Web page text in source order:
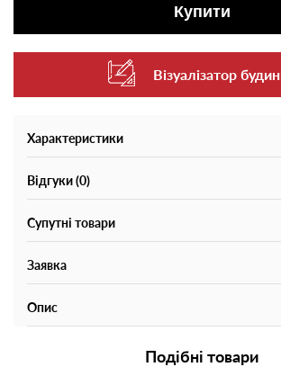
Купити
Візуалізатор
Характеристики
Відгуки (0)
Супутні товари
Заявка
Опис
Подібні товари